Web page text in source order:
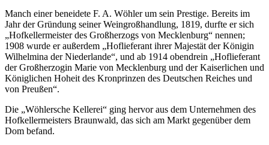
Manch einer beneidete F. A. Wöhler um sein Prestige. Bereits im
Jahr der Gründung seiner Weingroßhandlung, 1819, durfte er sich
„Hofkellermeister des Großherzogs von Mecklenburg“ nennen;
1908 wurde er außerdem „Hoflieferant ihrer Majestät der Königin
Wilhelmina der Niederlande“, und ab 1914 obendrein „Hoflieferant
der Großherzogin Marie von Mecklenburg und der Kaiserlichen und
Königlichen Hoheit des Kronprinzen des Deutschen Reiches und
von Preußen“.
Die „Wöhlersche Kellerei“ ging hervor aus dem Unternehmen des
Hofkellermeisters Braunwald, das sich am Markt gegenüber dem
Dom befand.